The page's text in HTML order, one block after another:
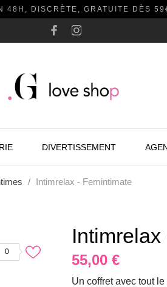
48H, DISCRÈTE, GRATUITE DÈS
DIVERTISSEMENT
Intimrelax - Femintimate
0
55,00 €
Un coffret avec tout